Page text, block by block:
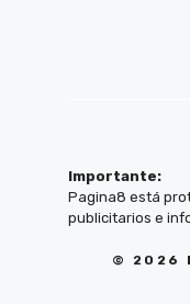
Importante:
Pagina8 está
publicitarios e
© 2026